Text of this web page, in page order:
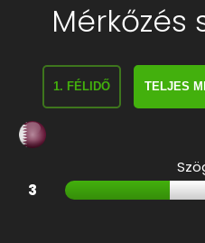
Mérkőzés
1. FÉLIDŐ TELJES
3